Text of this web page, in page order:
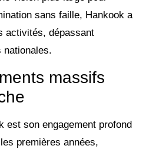
sans faille, Hankook a
activités, dépassant
nationales.
massifs
est son engagement profond
premières années,